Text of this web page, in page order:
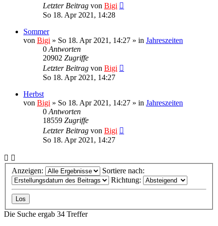
Letzter Beitrag von Bigi
So 18. Apr 2021, 14:28
Sommer
von Bigi » So 18. Apr 2021, 14:27 » in Jahreszeiten
0 Antworten
20902 Zugriffe
Letzter Beitrag von Bigi
So 18. Apr 2021, 14:27
Herbst
von Bigi » So 18. Apr 2021, 14:27 » in Jahreszeiten
0 Antworten
18559 Zugriffe
Letzter Beitrag von Bigi
So 18. Apr 2021, 14:27
Anzeigen:
Sortiere nach:
Richtung:
Die Suche ergab 34 Treffer